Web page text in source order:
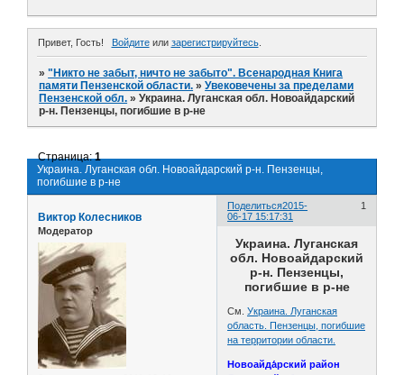
Привет, Гость! Войдитеили зарегистрируйтесь.
»"Никто не забыт, ничто не забыто". Всенародная Книга
памяти Пензенской области. »Увековечены за пределами
Пензенской обл. »Украина. Луганская обл. Новоайдарский
р-н. Пензенцы, погибшие в р-не
Украина. Луганская обл. Новоайдарский р-н. Пензенцы,
погибшие в р-не
Страница:1
Поделиться 1
2015-
06-17 15:17:31
Виктор Колесников
Модератор
Украина. Луганская
обл. Новоайдарский
р-н. Пензенцы,
погибшие в р-не
См.Украина. Луганская
область. Пензенцы, погибшие
на территории области.
Новоайда́рский район